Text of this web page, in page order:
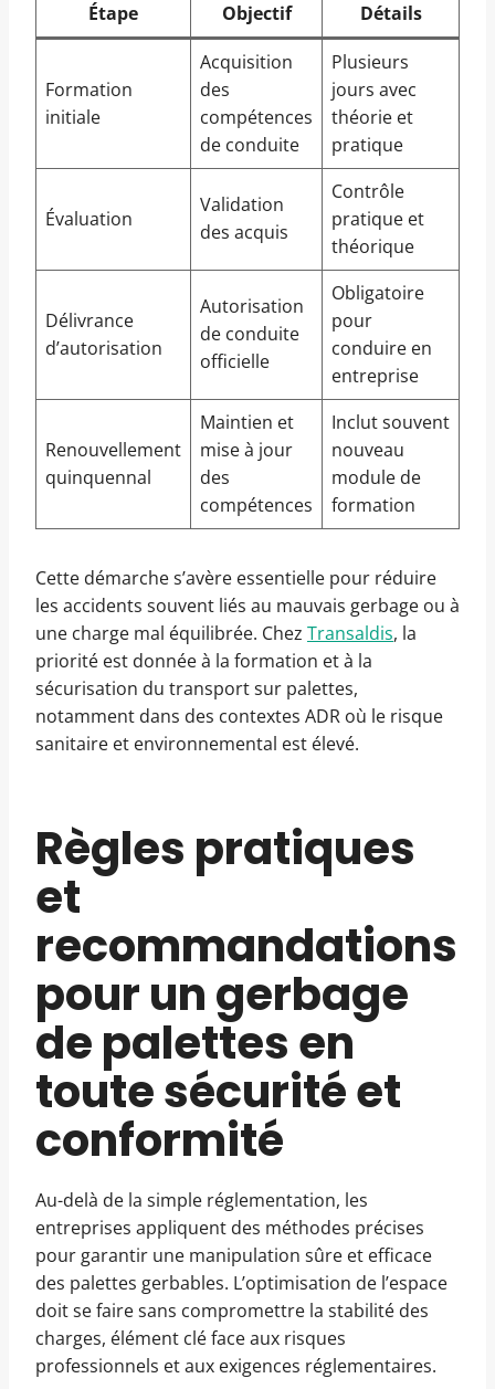
Étape Objectif Détails
Formation
initiale
Acquisition
des
compétences
de conduite
Plusieurs
jours avec
théorie et
pratique
Évaluation
Validation
des acquis
Contrôle
pratique et
théorique
Délivrance
d’autorisation
Autorisation
de conduite
officielle
Obligatoire
pour
conduire en
entreprise
Renouvellement
quinquennal
Maintien et
mise à jour
des
compétences
Inclut souvent
nouveau
module de
formation
Cette démarche s’avère essentielle pour réduire
les accidents souvent liés au mauvais gerbage ou à
une charge mal équilibrée. Chez Transaldis, la
priorité est donnée à la formation et à la
sécurisation du transport sur palettes,
notamment dans des contextes ADR où le risque
sanitaire et environnemental est élevé.
Règles pratiques
et
recommandations
pour un gerbage
de palettes en
toute sécurité et
conformité
Au-delà de la simple réglementation, les
entreprises appliquent des méthodes précises
pour garantir une manipulation sûre et efficace
des palettes gerbables. L’optimisation de l’espace
doit se faire sans compromettre la stabilité des
charges, élément clé face aux risques
professionnels et aux exigences réglementaires.